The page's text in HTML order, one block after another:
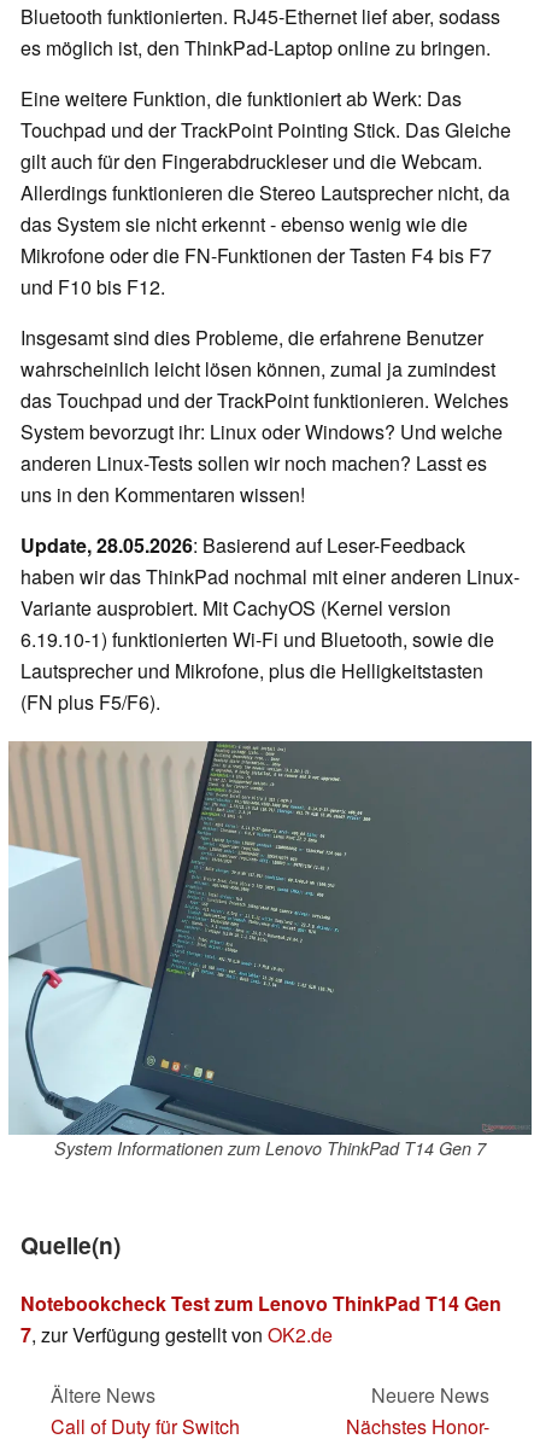
Bluetooth funktionierten. RJ45-Ethernet lief aber, sodass
es möglich ist, den ThinkPad-Laptop online zu bringen.
Eine weitere Funktion, die funktioniert ab Werk: Das
Touchpad und der TrackPoint Pointing Stick. Das Gleiche
gilt auch für den Fingerabdruckleser und die Webcam.
Allerdings funktionieren die Stereo Lautsprecher nicht, da
das System sie nicht erkennt - ebenso wenig wie die
Mikrofone oder die FN-Funktionen der Tasten F4 bis F7
und F10 bis F12.
Insgesamt sind dies Probleme, die erfahrene Benutzer
wahrscheinlich leicht lösen können, zumal ja zumindest
das Touchpad und der TrackPoint funktionieren. Welches
System bevorzugt ihr: Linux oder Windows? Und welche
anderen Linux-Tests sollen wir noch machen? Lasst es
uns in den Kommentaren wissen!
Update, 28.05.2026: Basierend auf Leser-Feedback
haben wir das ThinkPad nochmal mit einer anderen Linux-
Variante ausprobiert. Mit CachyOS (Kernel version
6.19.10-1) funktionierten Wi-Fi und Bluetooth, sowie die
Lautsprecher und Mikrofone, plus die Helligkeitstasten
(FN plus F5/F6).
System Informationen zum Lenovo ThinkPad T14 Gen 7
Quelle(n)
Notebookcheck Test zum Lenovo ThinkPad T14 Gen
7, zur Verfügung gestellt von OK2.de
Ältere News
Call of Duty für Switch
Neuere News
Nächstes Honor-